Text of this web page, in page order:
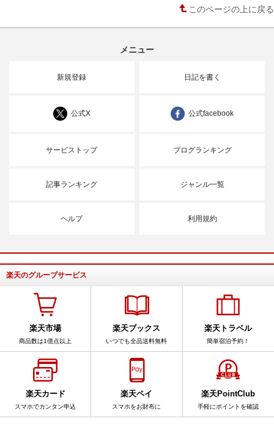
このページの上に戻る
メニュー
新規登録 日記を書く
公式X 公式facebook
サービストップ ブログランキング
記事ランキング ジャンル一覧
ヘルプ 利用規約
楽天のグループサービス
楽天市場
商品数は1億点以上
楽天ブックス
いつでも全品送料無料
楽天トラベル
簡単宿泊予約！
楽天カード
スマホでカンタン申込
楽天ペイ
スマホをお財布に
楽天PointClub
手軽にポイントを確認